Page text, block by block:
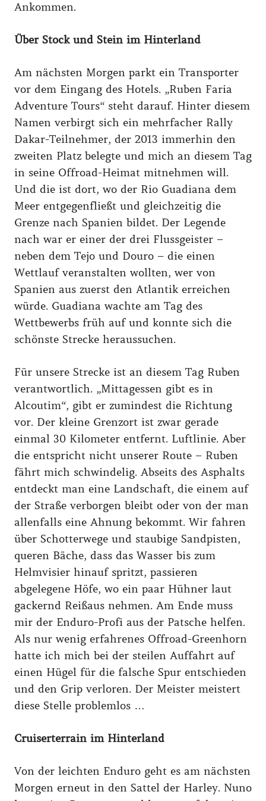
Ankommen.
Über Stock und Stein im Hinterland
Am nächsten Morgen parkt ein Transporter
vor dem Eingang des Hotels. „Ruben Faria
Adventure Tours“ steht darauf. Hinter diesem
Namen verbirgt sich ein mehrfacher Rally
Dakar-Teilnehmer, der 2013 immerhin den
zweiten Platz belegte und mich an diesem Tag
in seine Offroad-Heimat mitnehmen will.
Und die ist dort, wo der Rio Guadiana dem
Meer entgegenfließt und gleichzeitig die
Grenze nach Spanien bildet. Der Legende
nach war er einer der drei Flussgeister –
neben dem Tejo und Douro – die einen
Wettlauf veranstalten wollten, wer von
Spanien aus zuerst den Atlantik erreichen
würde. Guadiana wachte am Tag des
Wettbewerbs früh auf und konnte sich die
schönste Strecke heraussuchen.
Für unsere Strecke ist an diesem Tag Ruben
verantwortlich. „Mittagessen gibt es in
Alcoutim“, gibt er zumindest die Richtung
vor. Der kleine Grenzort ist zwar gerade
einmal 30 Kilometer entfernt. Luftlinie. Aber
die entspricht nicht unserer Route – Ruben
fährt mich schwindelig. Abseits des Asphalts
entdeckt man eine Landschaft, die einem auf
der Straße verborgen bleibt oder von der man
allenfalls eine Ahnung bekommt. Wir fahren
über Schotterwege und staubige Sandpisten,
queren Bäche, dass das Wasser bis zum
Helmvisier hinauf spritzt, passieren
abgelegene Höfe, wo ein paar Hühner laut
gackernd Reißaus nehmen. Am Ende muss
mir der Enduro-Profi aus der Patsche helfen.
Als nur wenig erfahrenes Offroad-Greenhorn
hatte ich mich bei der steilen Auffahrt auf
einen Hügel für die falsche Spur entschieden
und den Grip verloren. Der Meister meistert
diese Stelle problemlos …
Cruiserterrain im Hinterland
Von der leichten Enduro geht es am nächsten
Morgen erneut in den Sattel der Harley. Nuno